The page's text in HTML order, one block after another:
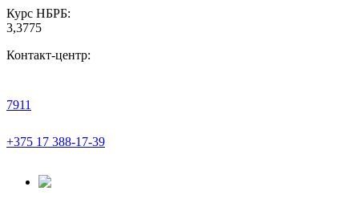
Курс НБРБ:
3,3775
Контакт-центр:
7911
+375 17 388-17-39